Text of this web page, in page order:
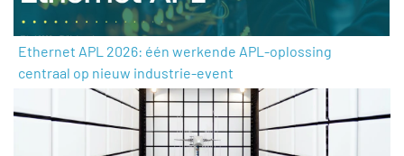
Ethernet APL 2026: één werkende APL-oplossing
centraal op nieuw industrie-event